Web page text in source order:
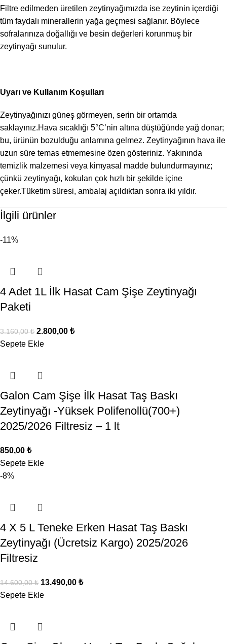
Filtre edilmeden üretilen zeytinyağımızda ise zeytinin içerdiği
tüm faydalı minerallerin yağa geçmesi sağlanır. Böylece
sofralarınıza doğallığı ve besin değerleri korunmuş bir
zeytinyağı sunulur.
Uyarı ve Kullanım Koşulları
Zeytinyağınızı güneş görmeyen, serin bir ortamda
saklayınız.Hava sıcaklığı 5°C’nin altına düştüğünde yağ donar;
bu, ürünün bozulduğu anlamına gelmez. Zeytinyağının hava ile
uzun süre temas etmemesine özen gösteriniz. Yakınında
temizlik malzemesi veya kimyasal madde bulundurmayınız;
çünkü zeytinyağı, kokuları çok hızlı bir şekilde içine
çeker.Tüketim süresi, ambalaj açıldıktan sonra iki yıldır.
İlgili ürünler
-11%
4 Adet 1L İlk Hasat Cam Şişe Zeytinyağı
Paketi
3.160,00₺ 2.800,00 ₺
Sepete Ekle
Galon Cam Şişe İlk Hasat Taş Baskı
Zeytinyağı -Yüksek Polifenollü(700+)
2025/2026 Filtresiz – 1 lt
850,00 ₺
Sepete Ekle
-8%
4 X 5 L Teneke Erken Hasat Taş Baskı
Zeytinyağı (Ücretsiz Kargo) 2025/2026
Filtresiz
14.600,00₺ 13.490,00 ₺
Sepete Ekle